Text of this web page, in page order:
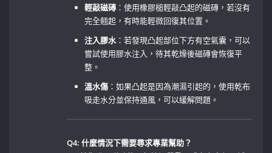
輕敲磁磚 ：使用橡膠槌輕敲凸起的磁磚，若沒有
完全翹起，有時能輕微回復其位置。
注入膠水：若發現凸起部位下方有空氣囊，可以
嘗試使用膠水注入，待其乾燥後磁磚會恢復平
整。 ⁢
溫水傷 ：如果凸起是因為潮濕引起的，使用乾布
吸走水分並保持通風，可以緩解問題。
Q4: ⁤什麼情況下需要尋求專業幫助？